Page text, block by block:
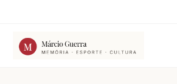
conteúdo